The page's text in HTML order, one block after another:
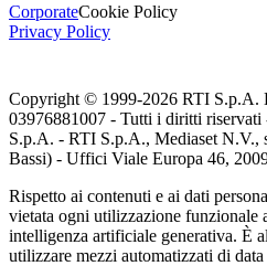
CorporateCookie Policy
Privacy Policy
Copyright © 1999-2026 RTI S.p.A.
03976881007 - Tutti i diritti
S.p.A. - RTI S.p.A., Mediaset N.V.,
Bassi) - Uffici Viale Europa 46,
Rispetto ai contenuti e ai dati
vietata ogni utilizzazione funzionale
intelligenza artificiale generativa. È
utilizzare mezzi automatizzati di data